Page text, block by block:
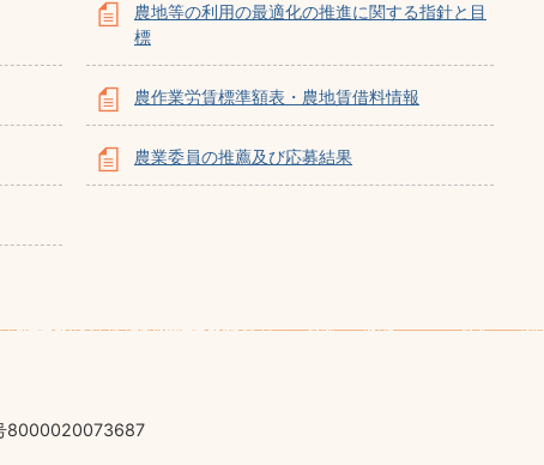
農地等の利用の最適化の推進に関する指針と目
標
農作業労賃標準額表・農地賃借料情報
農業委員の推薦及び応募結果
8000020073687